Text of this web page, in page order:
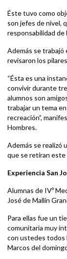
Éste tuvo como
son jefes de nivel,
responsabilidad de
Además se trabajó
revisaron los
“Ésta es una
convivir durante
alumnos son
trabajar un tema
recreación”,
Hombres.
Además se realizó
que se retiran este
Experiencia San
Alumnas de IVº
José de Mallín
Para ellas fue un
comunitaria muy
con ustedes todos
Marcos del